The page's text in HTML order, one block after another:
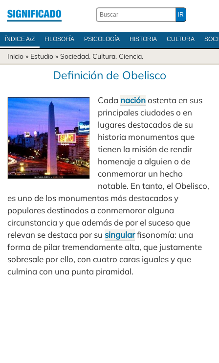
ÍNDICE A/Z FILOSOFÍA PSICOLOGÍA HISTORIA CULTURA
Inicio » Estudio » Sociedad. Cultura. Ciencia.
Definición de Obelisco
Cada naciónostenta en sus
principales ciudades o en
lugares destacados de su
historia monumentos que
tienen la misión de rendir
homenaje a alguien o de
conmemorar un hecho
notable. En tanto, el Obelisco,
es uno de los monumentos más destacados y
populares destinados a conmemorar alguna
circunstancia y que además de por el suceso que
relevan se destaca por su singularfisonomía: una
forma de pilar tremendamente alta, que justamente
sobresale por ello, con cuatro caras iguales y que
culmina con una punta piramidal.